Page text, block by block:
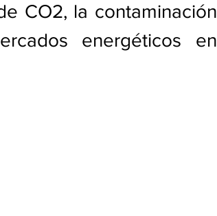
CO2, la contaminación
energéticos en